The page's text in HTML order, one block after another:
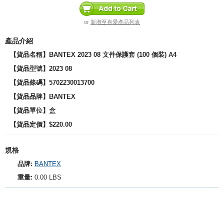
or 新增至喜愛產品列表
產品介紹
【貨品名稱】BANTEX 2023 08 文件保護套 (100 個裝) A4
【貨品型號】2023 08
【貨品條碼】5702230013700
【貨品品牌】BANTEX
【貨品單位】盒
【貨品定價】$220.00
規格
品牌: BANTEX
重量: 0.00 LBS